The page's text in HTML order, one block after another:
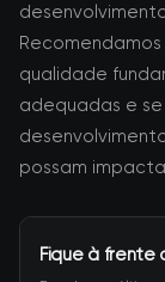
qualidade
adequadas e
possam
Fique à frente